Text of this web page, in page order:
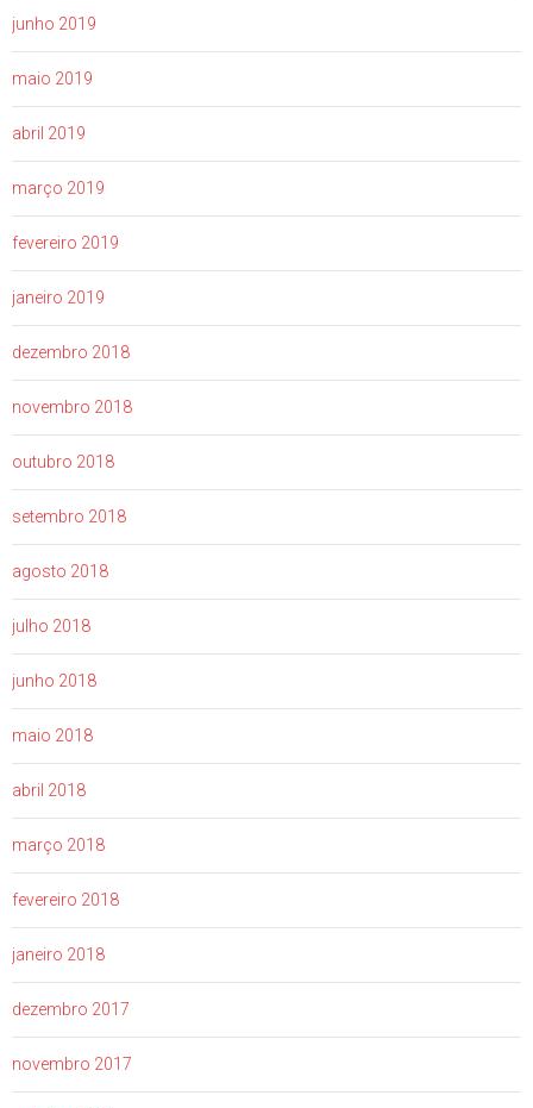
junho 2019
maio 2019
abril 2019
março 2019
fevereiro 2019
janeiro 2019
dezembro 2018
novembro 2018
outubro 2018
setembro 2018
agosto 2018
julho 2018
junho 2018
maio 2018
abril 2018
março 2018
fevereiro 2018
janeiro 2018
dezembro 2017
novembro 2017